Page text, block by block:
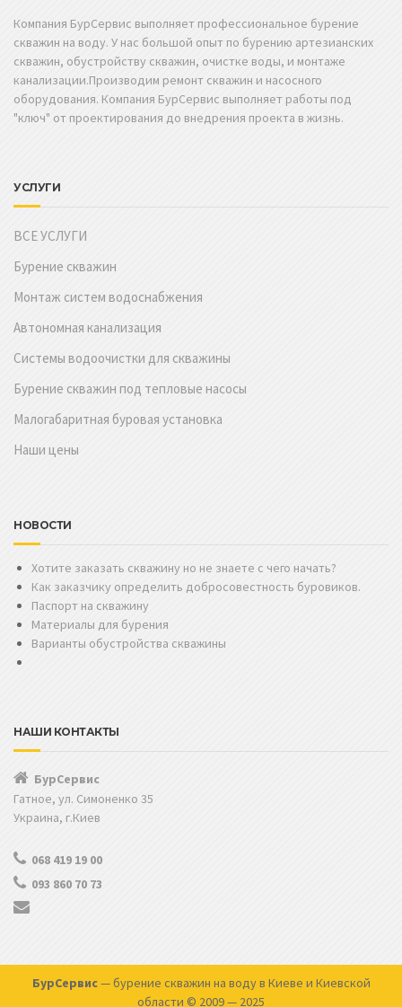
Компания БурСервис выполняет профессиональное бурение
скважин на воду. У нас большой опыт по бурению артезианских
скважин, обустройству скважин, очистке воды, и монтаже
канализации.Производим ремонт скважин и насосного
оборудования. Компания БурСервис выполняет работы под
"ключ" от проектирования до внедрения проекта в жизнь.
УСЛУГИ
ВСЕ УСЛУГИ
Бурение скважин
Монтаж систем водоснабжения
Автономная канализация
Системы водоочистки для скважины
Бурение скважин под тепловые насосы
Малогабаритная буровая установка
Наши цены
НОВОСТИ
Хотите заказать скважину но не знаете с чего начать?
Как заказчику определить добросовестность буровиков.
Паспорт на скважину
Материалы для бурения
Варианты обустройства скважины
НАШИ КОНТАКТЫ
БурСервис
Гатное, ул. Симоненко 35
Украина, г.Киев
068 419 19 00
093 860 70 73
БурСервис— бурение скважин на воду в Киеве и Киевской
области © 2009 — 2025